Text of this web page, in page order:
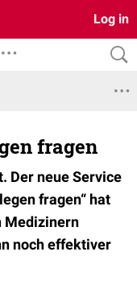
Log in
fragen
Der neue Service
fragen“ hat
Medizinern
noch effektiver